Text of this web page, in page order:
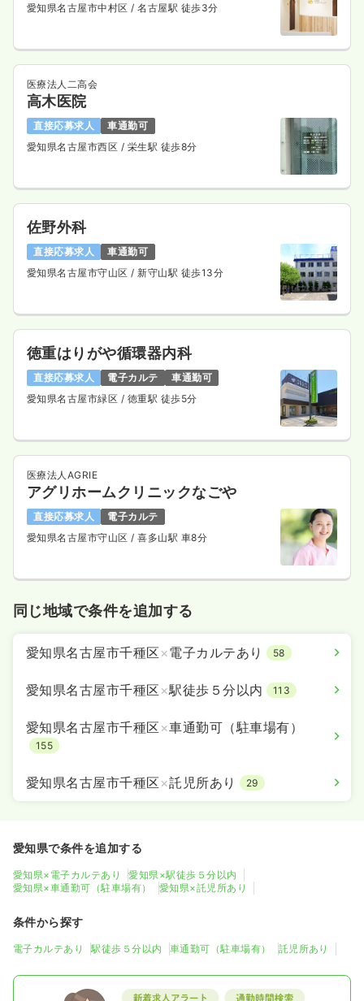
愛知県名古屋市中村区/ 名古屋駅 徒歩3分
医療法人二高会
高木医院
直接応募求人
車通勤可
愛知県名古屋市西区 / 栄生駅 徒歩8分
佐野外科
直接応募求人
車通勤可
愛知県名古屋市守山区/ 新守山駅 徒歩13分
徳重はりがや循環器内科
直接応募求人 電子カルテ
車通勤可
愛知県名古屋市緑区 / 徳重駅 徒歩5分
医療法人AGRIE
アグリホームクリニックなごや
直接応募求人
電子カルテ
愛知県名古屋市守山区/ 喜多山駅 車8分
同じ地域で条件を追加する
愛知県名古屋市千種区 ×電子カルテあり 58
愛知県名古屋市千種区 ×駅徒歩５分以内 113
愛知県名古屋市千種区 ×車通勤可（駐車場有）
155
愛知県名古屋市千種区 ×託児所あり 29
愛知県で条件を追加する
愛知県×電子カルテあり
愛知県×駅徒歩５分以内
愛知県×車通勤可（駐車場有）
愛知県×託児所あり
条件から探す
電子カルテあり 駅徒歩５分以内 車通勤可（駐車場有） 託児所あり